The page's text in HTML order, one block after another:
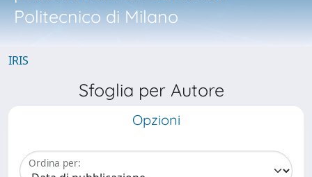
Politecnico di Milano
IRIS
Sfoglia per Autore
Opzioni
Ordina per: